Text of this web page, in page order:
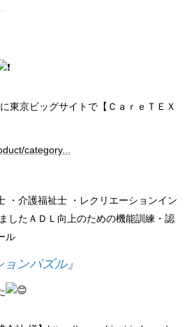
東京ビッグサイトで【ＣａｒｅＴＥＸ
category...
・介護福祉士 ・レクリエーションイン
したＡＤＬ向上のための機能訓練・認
ル
ンパズル』